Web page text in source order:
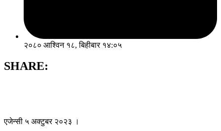
२०८० आश्विन १८, बिहीबार १४:०५
SHARE:
एजेन्सी ५ अक्टुबर २०२३ ।